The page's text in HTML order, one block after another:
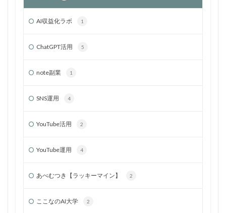
AI収益化ラボ 1
ChatGPT活用 5
note副業 1
SNS運用 4
YouTube活用 2
YouTube運用 4
あべむつき【ラッキーマイン】 2
ここなのAI大学 2